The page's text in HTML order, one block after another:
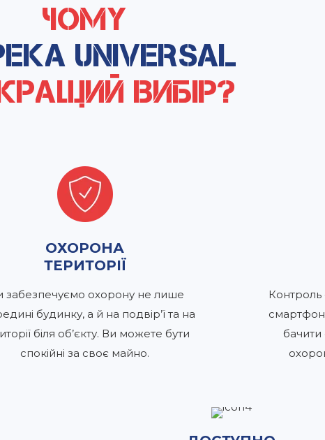
Чому
Universal
вибір?
ОХОРОНА
ТЕРИТОРІЇ
забезпечуємо охорону не лише
будинку, а й на подвір’ї та на
біля об’єкту. Ви можете бути
спокійні за своє майно.
бачити